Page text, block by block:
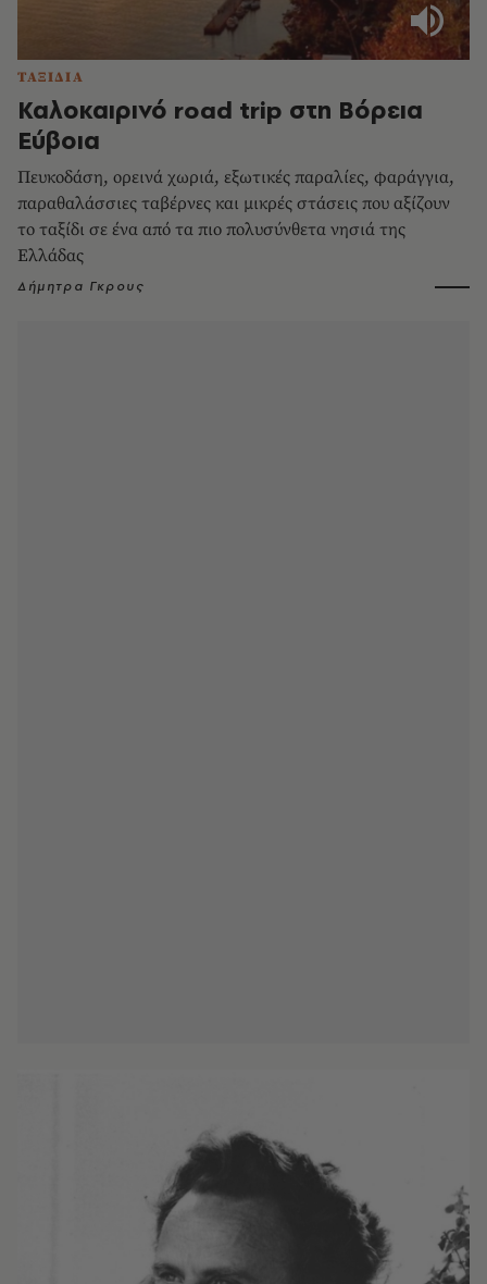
ΤΑΞΙΔΙΑ
Καλοκαιρινό road trip στη Βόρεια
Εύβοια
Πευκοδάση, ορεινά χωριά, εξωτικές παραλίες, φαράγγια,
παραθαλάσσιες ταβέρνες και μικρές στάσεις που αξίζουν
το ταξίδι σε ένα από τα πιο πολυσύνθετα νησιά της
Ελλάδας
Δήμητρα Γκρους